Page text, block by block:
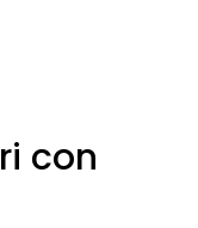
con